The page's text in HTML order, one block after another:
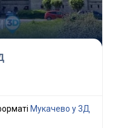
Мукачево у 3Д